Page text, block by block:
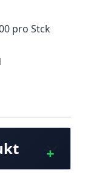
pro Stck